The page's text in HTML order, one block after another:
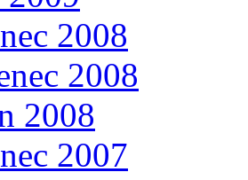
2008
2008
2008
2007